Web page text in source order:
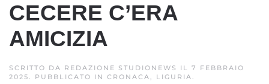
CECERE C’ERA
AMICIZIA
SCRITTO DA REDAZIONE STUDIONEWS IL 7 FEBBRAIO
2025. PUBBLICATO IN CRONACA, LIGURIA.